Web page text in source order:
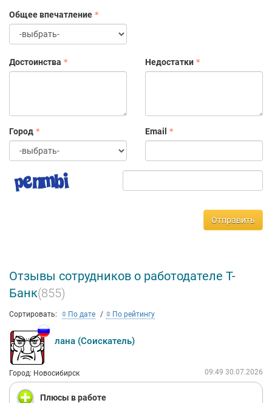
в первую группу рейтинга компаний РБК.
Общее впечатление
Достоинства Недостатки
Город Email
Отправить
Отзывы сотрудников о работодателе Т-
Банк(855)
Сортировать: По дате По рейтингу
лана (Соискатель)
Город: Новосибирск 09:49 30.07.2026
Плюсы в работе